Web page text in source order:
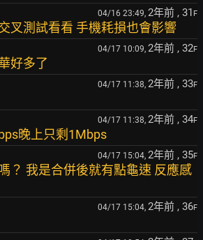
04/16 23:49, 2年前 , 31 F
叉測試看看 手機耗損也會影響
04/17 10:09, 2年前 , 32F
好多了
04/17 11:38, 2年前 , 33F
04/17 11:38, 2年前 , 34F
晚上只剩1Mbps
04/17 15:04, 2年前 , 35F
？ 我是合併後就有點龜速 反應感
04/17 15:04, 2年前 , 36F